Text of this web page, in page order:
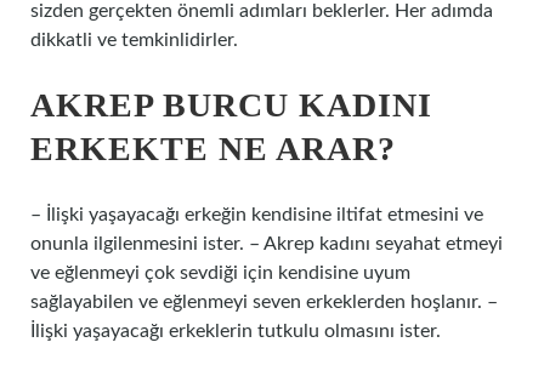
sizden gerçekten önemli adımları beklerler. Her adımda
dikkatli ve temkinlidirler.
AKREP BURCU KADINI
ERKEKTE NE ARAR?
– İlişki yaşayacağı erkeğin kendisine iltifat etmesini ve
onunla ilgilenmesini ister. – Akrep kadını seyahat etmeyi
ve eğlenmeyi çok sevdiği için kendisine uyum
sağlayabilen ve eğlenmeyi seven erkeklerden hoşlanır. –
İlişki yaşayacağı erkeklerin tutkulu olmasını ister.